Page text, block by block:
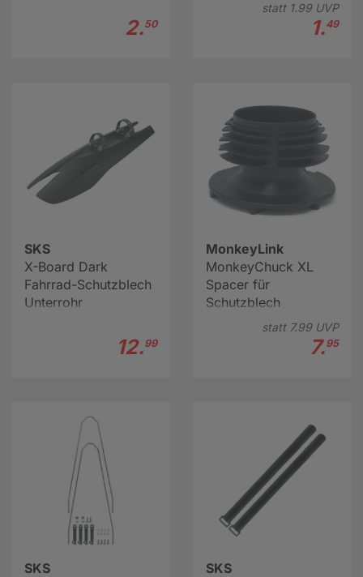
2.50
statt 1.99UVP
1.49
SKS
X-Board Dark
Fahrrad-Schutzblech
Unterrohr
12.99
MonkeyLink
MonkeyChuck XL
Spacer für
Schutzblech
statt 7.99UVP
7.95
SKS
SKS